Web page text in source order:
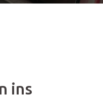
ins